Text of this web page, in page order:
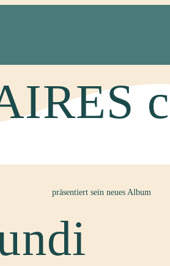
präsentiert sein neues Album